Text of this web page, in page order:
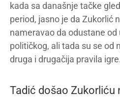
kada sa današnje tačke
period, jasno je da Zukorlić
nameravao da odustane od
političkog, ali tada su se od
druga i drugačija pravila igre.
Tadić došao Zukorliću